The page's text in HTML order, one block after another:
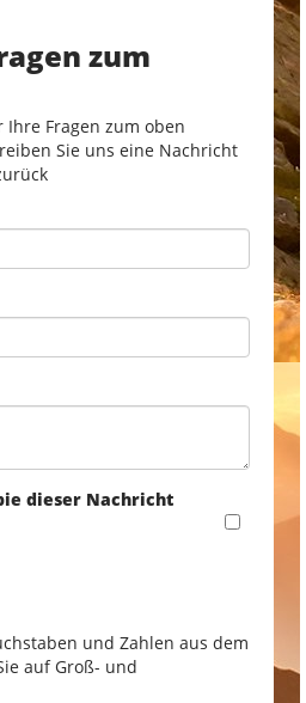
zum
Fragen zum oben
Sie uns eine Nachricht
dieser Nachricht
und Zahlen aus dem
auf Groß- und